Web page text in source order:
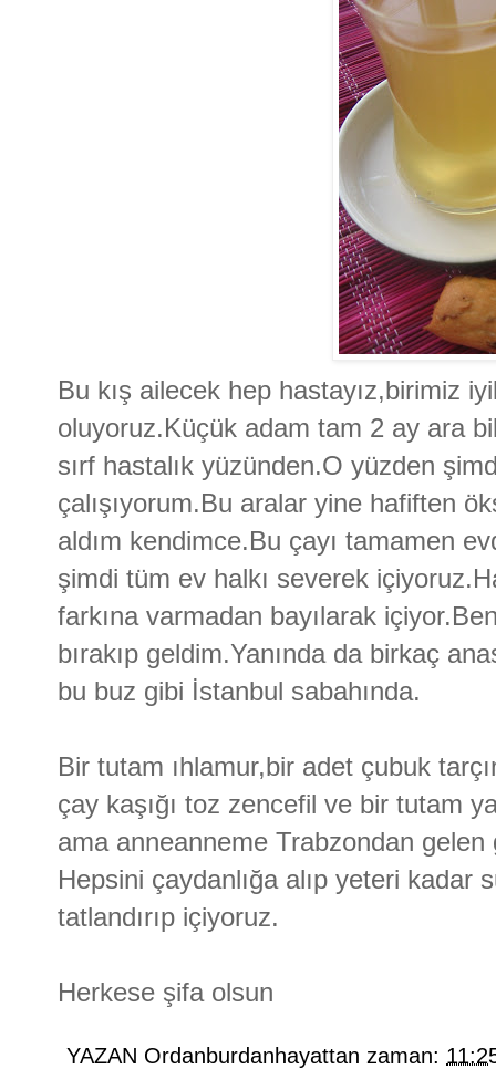
Bu kış ailecek hep hastayız,birimiz
oluyoruz.Küçük adam tam 2 ay ara
sırf hastalık yüzünden.O yüzden
çalışıyorum.Bu aralar yine hafiften
aldım kendimce.Bu çayı tamamen
şimdi tüm ev halkı severek
farkına varmadan bayılarak
bırakıp geldim.Yanında da birkaç
bu buz gibi İstanbul sabahında.
Bir tutam ıhlamur,bir adet çubuk
çay kaşığı toz zencefil ve bir tutam
ama anneanneme Trabzondan
Hepsini çaydanlığa alıp yeteri kadar
tatlandırıp içiyoruz.
Herkese şifa olsun
YAZAN Ordanburdanhayattan zaman: